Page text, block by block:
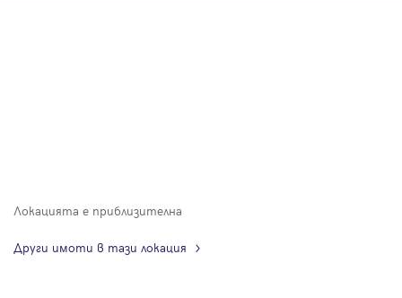
Локацията е приблизителна
Други имоти в тази локация